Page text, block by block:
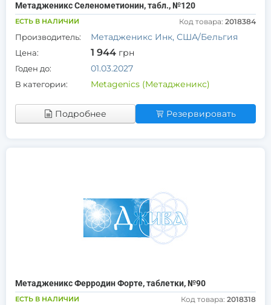
Метадженикс Селенометионин, табл., №120
ЕСТЬ В НАЛИЧИИ Код товара: 2018384
Производитель: Метадженикс Инк, США/Бельгия
Цена: 1 944 грн
Годен до: 01.03.2027
В категории: Metagenics (Метадженикс)
Подробнее Резервировать
Метадженикс Ферродин Форте, таблетки, №90
ЕСТЬ В НАЛИЧИИ Код товара: 2018318